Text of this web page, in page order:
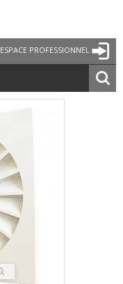
ESPACE PROFESSIONNEL